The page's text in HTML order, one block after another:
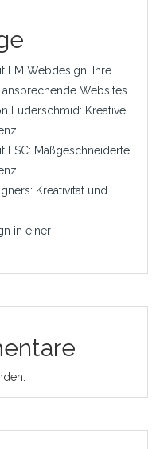
LM Webdesign: Ihre
Websites
Luderschmid: Kreative
LSC: Maßgeschneiderte
Kreativität und
in einer